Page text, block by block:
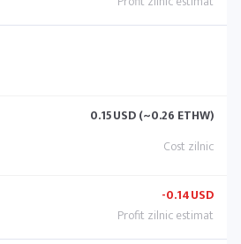
0.15USD (~0.26 ETHW)
-0.14USD